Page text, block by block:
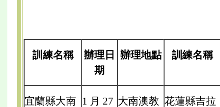
訓練名稱
辦理日
期
辦理地點 訓練名稱
宜蘭縣大南
1 月 27 大南澳教 花蓮縣吉拉